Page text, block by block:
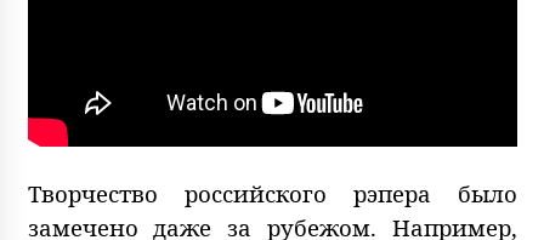
Творчество российского рэпера было
замечено даже за рубежом. Например,